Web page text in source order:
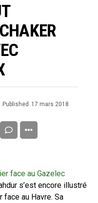
Published 17 mars 2018
face au Gazelec
s’est encore illustré
face au Havre. Sa